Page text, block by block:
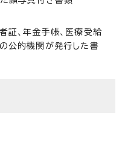
証、年金手帳、医療受給
公的機関が発行した書